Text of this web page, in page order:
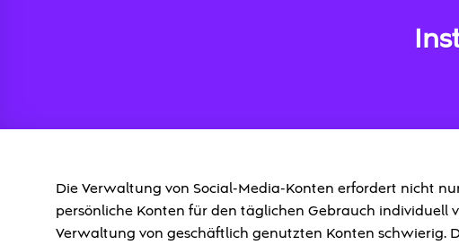
Die Verwaltung von Social-Media-Konten erfordert nicht
persönliche Konten für den täglichen Gebrauch
Verwaltung von geschäftlich genutzten Konten schwierig.